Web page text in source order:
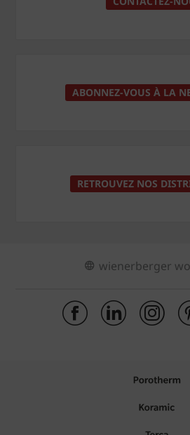
ABONNEZ-VOUS À LA
RETROUVEZ NOS
wienerberger